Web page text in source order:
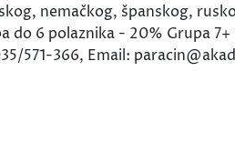
nemačkog, španskog,
do 6 polaznika - 20% Grupa
571-366, Email: